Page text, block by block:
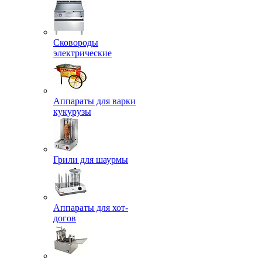
Сковороды
электрические
Аппараты для варки
кукурузы
Грили для шаурмы
Аппараты для хот-
догов